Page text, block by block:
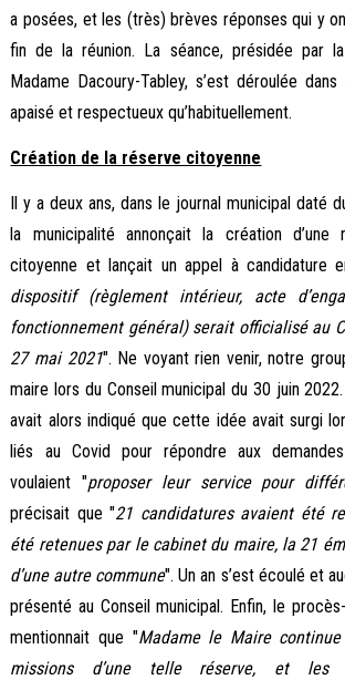
a posées, et les (très) brèves réponses qui y
fin de la réunion. La séance, présidée par
Madame Dacoury-Tabley, s’est déroulée
apaisé et respectueux qu’habituellement.
Création de la réserve citoyenne
Il y a deux ans, dans le journal municipal daté
la municipalité annonçait la création d’une
citoyenne et lançait un appel à candidature
dispositif (règlement intérieur, acte
fonctionnement général) serait officialisé au
27 mai 2021". Ne voyant rien venir, notre
maire lors du Conseil municipal du 30 juin
avait alors indiqué que cette idée avait surgi
liés au Covid pour répondre aux
voulaient "proposer leur service pour
précisait que "21 candidatures avaient été
été retenues par le cabinet du maire, la 21
d’une autre commune". Un an s’est écoulé et
présenté au Conseil municipal. Enfin, le
mentionnait que "Madame le Maire
missions d’une telle réserve, et